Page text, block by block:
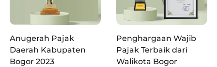
Anugerah Pajak
Daerah Kabupaten
Bogor 2023
Penghargaan Wajib
Pajak Terbaik dari
Walikota Bogor